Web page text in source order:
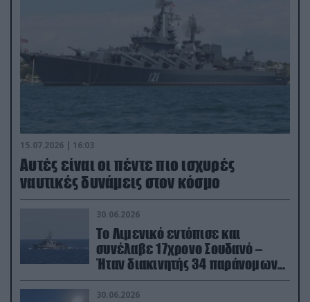
15.07.2026 | 16:03
Aυτές είναι οι πέντε πιο ισχυρές
ναυτικές δυνάμεις στον κόσμο
30.06.2026
Το Λιμενικό εντόπισε και
συνέλαβε 17χρονο Σουδανό –
Ήταν διακινητής 34 παράνομων
μεταναστών
30.06.2026